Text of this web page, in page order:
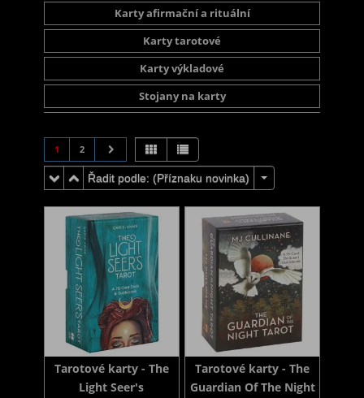
Karty afirmační a rituální
Karty tarotové
Karty výkladové
Stojany na karty
1 2
Řadit podle: (Příznaku novinka)
Tarotové karty - The
Light Seer's
Tarotové karty - The
Guardian Of The Night